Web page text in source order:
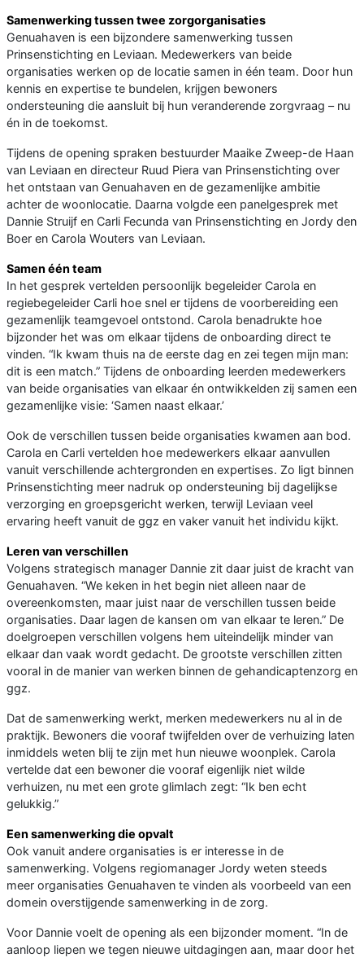
Samenwerking tussen twee zorgorganisaties
Genuahaven is een bijzondere samenwerking tussen
Prinsenstichting en Leviaan. Medewerkers van beide
organisaties werken op de locatie samen in één team. Door hun
kennis en expertise te bundelen, krijgen bewoners
ondersteuning die aansluit bij hun veranderende zorgvraag – nu
én in de toekomst.
Tijdens de opening spraken bestuurder Maaike Zweep-de Haan
van Leviaan en directeur Ruud Piera van Prinsenstichting over
het ontstaan van Genuahaven en de gezamenlijke ambitie
achter de woonlocatie. Daarna volgde een panelgesprek met
Dannie Struijf en Carli Fecunda van Prinsenstichting en Jordy den
Boer en Carola Wouters van Leviaan.
Samen één team
In het gesprek vertelden persoonlijk begeleider Carola en
regiebegeleider Carli hoe snel er tijdens de voorbereiding een
gezamenlijk teamgevoel ontstond. Carola benadrukte hoe
bijzonder het was om elkaar tijdens de onboarding direct te
vinden. “Ik kwam thuis na de eerste dag en zei tegen mijn man:
dit is een match.” Tijdens de onboarding leerden medewerkers
van beide organisaties van elkaar én ontwikkelden zij samen een
gezamenlijke visie: ‘Samen naast elkaar.’
Ook de verschillen tussen beide organisaties kwamen aan bod.
Carola en Carli vertelden hoe medewerkers elkaar aanvullen
vanuit verschillende achtergronden en expertises. Zo ligt binnen
Prinsenstichting meer nadruk op ondersteuning bij dagelijkse
verzorging en groepsgericht werken, terwijl Leviaan veel
ervaring heeft vanuit de ggz en vaker vanuit het individu kijkt.
Leren van verschillen
Volgens strategisch manager Dannie zit daar juist de kracht van
Genuahaven. “We keken in het begin niet alleen naar de
overeenkomsten, maar juist naar de verschillen tussen beide
organisaties. Daar lagen de kansen om van elkaar te leren.” De
doelgroepen verschillen volgens hem uiteindelijk minder van
elkaar dan vaak wordt gedacht. De grootste verschillen zitten
vooral in de manier van werken binnen de gehandicaptenzorg en
ggz.
Dat de samenwerking werkt, merken medewerkers nu al in de
praktijk. Bewoners die vooraf twijfelden over de verhuizing laten
inmiddels weten blij te zijn met hun nieuwe woonplek. Carola
vertelde dat een bewoner die vooraf eigenlijk niet wilde
verhuizen, nu met een grote glimlach zegt: “Ik ben echt
gelukkig.”
Een samenwerking die opvalt
Ook vanuit andere organisaties is er interesse in de
samenwerking. Volgens regiomanager Jordy weten steeds
meer organisaties Genuahaven te vinden als voorbeeld van een
domein overstijgende samenwerking in de zorg.
Voor Dannie voelt de opening als een bijzonder moment. “In de
aanloop liepen we tegen nieuwe uitdagingen aan, maar door het